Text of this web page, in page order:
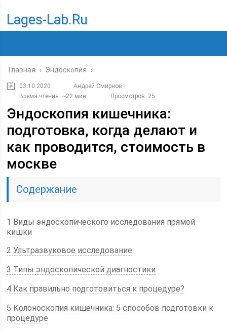
Lages-Lab.ru
Главная › Эндоскопия ›
03.10.2020
Андрей Смирнов
Время чтения: ~22 мин.
Просмотров: 25
Эндоскопия кишечника:
подготовка, когда делают и
как проводится, стоимость в
москве
Содержание
1 Виды эндоскопического исследования прямой
кишки
2 Ультразвуковое исследование
3 Типы эндоскопической диагностики
4 Как правильно подготовиться к процедуре?
5 Колоноскопия кишечника: 5 способов подготовки к
процедуре